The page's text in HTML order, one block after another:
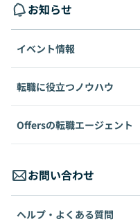
お知らせ
イベント情報
転職に役立つノウハウ
Offersの転職エージェント
お問い合わせ
ヘルプ・よくある質問